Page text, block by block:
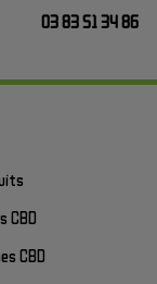
03 83 51 34 86
CBD
CBD